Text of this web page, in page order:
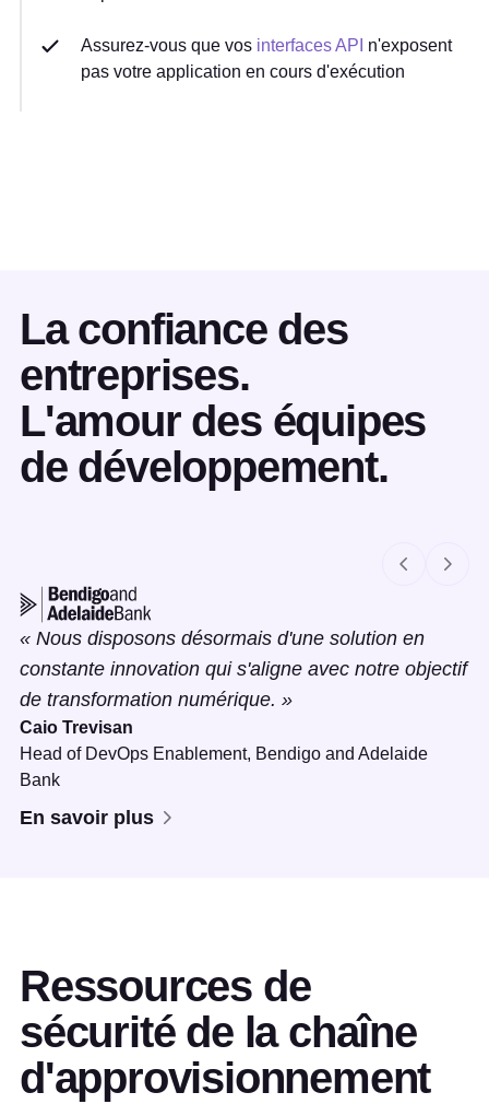
Assurez-vous que vos interfaces API n'exposent
pas votre application en cours d'exécution
La confiance des
entreprises.
L'amour des équipes
de développement.
Nous disposons désormais d'une solution en
constante innovation qui s'aligne avec notre objectif
de transformation numérique.
Caio Trevisan
Head of DevOps Enablement, Bendigo and Adelaide
Bank
En savoir plus
Ressources de
sécurité de la chaîne
d'approvisionnement